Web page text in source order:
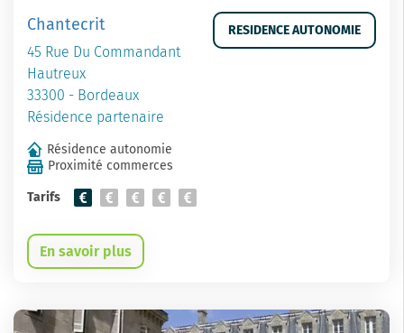
Chantecrit
45 Rue Du Commandant
Hautreux
33300 - Bordeaux
Résidence partenaire
RESIDENCE AUTONOMIE
Résidence autonomie
Proximité commerces
Tarifs
En savoir plus